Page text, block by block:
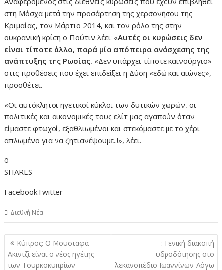
στη Μόσχα μετά την προσάρτηση της χερσονήσου της
Κριμαίας, τον Μάρτιο 2014, και τον ρόλο της στην
ουκρανική κρίση ο Πούτιν λέει: «Αυτές οι κυρώσεις δεν
είναι τίποτε άλλο, παρά μία απόπειρα ανάσχεσης της
ανάπτυξης της Ρωσίας. «Δεν υπάρχει τίποτε καινούργιο»
στις προθέσεις που έχει επιδείξει η Δύση «εδώ και αιώνες»,
προσθέτει.
«Οι αυτόκλητοι ηγετικοί κύκλοι των δυτικών χωρών, οι
πολιτικές και οικονομικές τους ελίτ μας αγαπούν όταν
είμαστε φτωχοί, εξαθλιωμένοι και στεκόμαστε με το χέρι
απλωμένο για να ζητιανέψουμε..!», λέει.
0
SHARES
FacebookTwitter
Διεθνή Νέα
Πλοήγηση
άρθρων
Κύπρος: Ο Μουσταφά
Ακιντζί είναι ο νέος ηγέτης
των Τουρκοκυπρίων
: Γενική διακοπή
υδροδότησης στο
λεκανοπέδιο Ιωαννίνων-Λόγω